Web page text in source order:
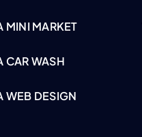
MINI MARKET
CAR WASH
WEB DESIGN